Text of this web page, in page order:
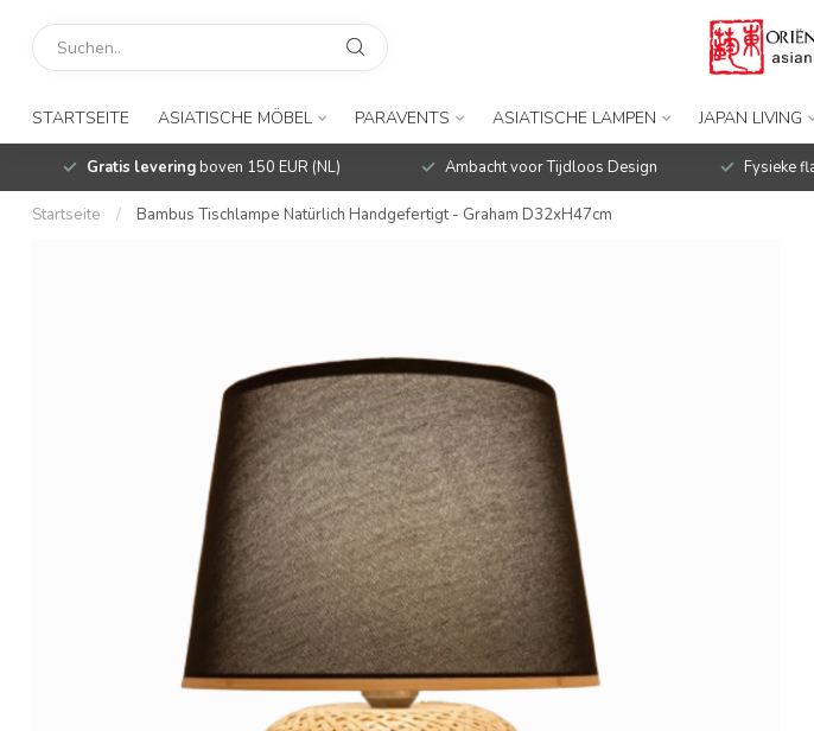
STARTSEITE ASIATISCHE MÖBEL PARAVENTS ASIATISCHE LAMPEN JAPAN LIVING
Gratis leveringboven 150 EUR (NL) Ambacht voor Tijdloos Design Fysieke
Startseite / Bambus Tischlampe Natürlich Handgefertigt - Graham D32xH47cm
Bambus Tischlampe Natürlich Handgefertigt - Graham D32xH47cm